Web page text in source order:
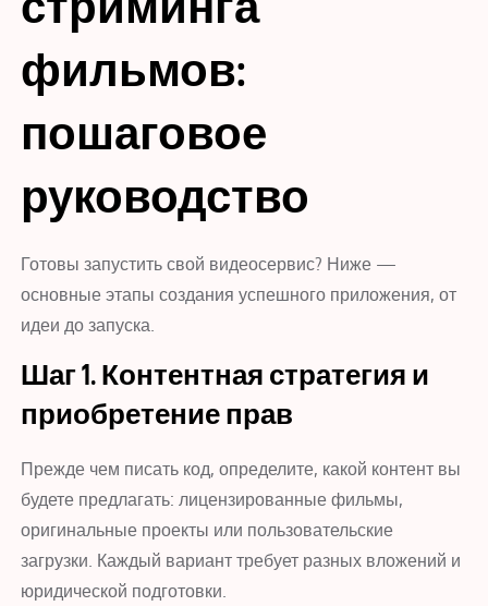
фильмов:
пошаговое
руководство
Готовы запустить свой видеосервис? Ниже —
основные этапы создания успешного приложения, от
идеи до запуска.
Шаг 1. Контентная стратегия и
приобретение прав
Прежде чем писать код, определите, какой контент вы
будете предлагать: лицензированные фильмы,
оригинальные проекты или пользовательские
загрузки. Каждый вариант требует разных вложений и
юридической подготовки.